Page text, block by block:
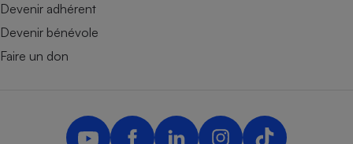
Devenir adhérent
Devenir bénévole
Faire un don